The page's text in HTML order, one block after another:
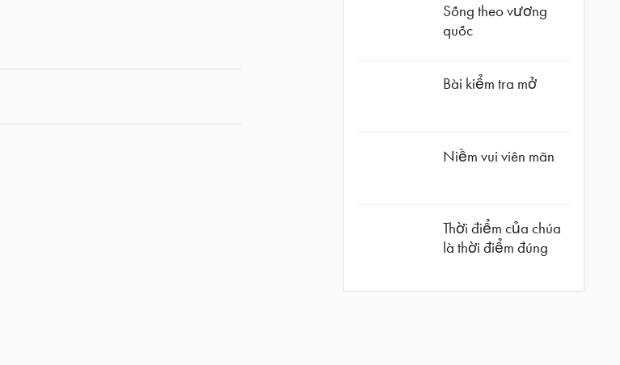
Sống theo vương
quốc
Bài kiểm tra mở
Niềm vui viên mãn
Thời điểm của chúa
là thời điểm đúng